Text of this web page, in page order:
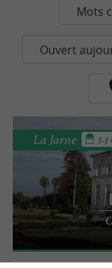
Mots
Ouvert
La Jarne 3.3